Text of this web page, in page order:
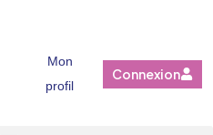
Mon
profil
Connexion